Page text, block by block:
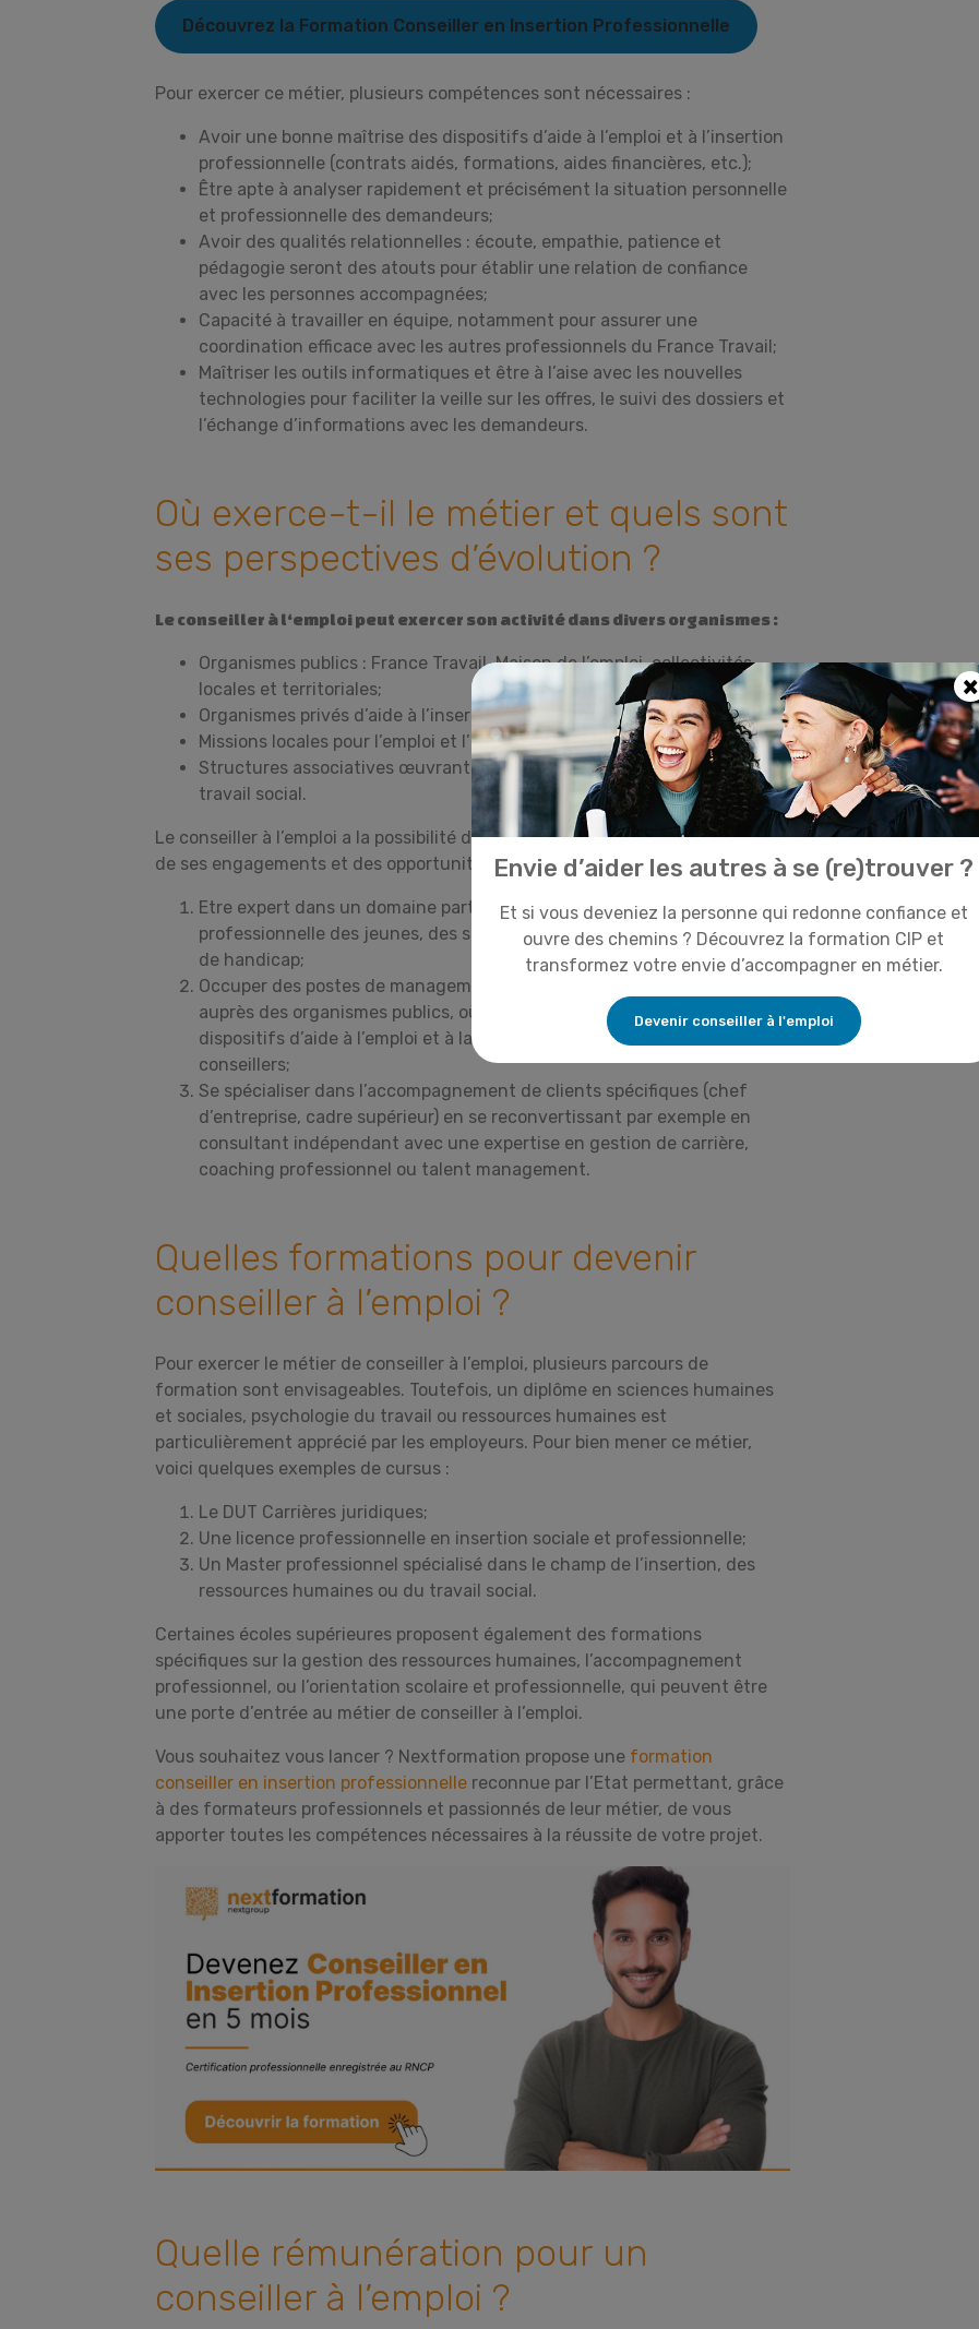
Découvrez la Formation Conseiller en Insertion Professionnelle
Pour exercer ce métier, plusieurs compétences sont nécessaires :
Avoir une bonne maîtrise des dispositifs d’aide à l’emploi et à l’insertion
professionnelle (contrats aidés, formations, aides financières, etc.);
Être apte à analyser rapidement et précisément la situation personnelle
et professionnelle des demandeurs;
Avoir des qualités relationnelles : écoute, empathie, patience et
pédagogie seront des atouts pour établir une relation de confiance
avec les personnes accompagnées;
Capacité à travailler en équipe, notamment pour assurer une
coordination efficace avec les autres professionnels du France Travail;
Maîtriser les outils informatiques et être à l’aise avec les nouvelles
technologies pour faciliter la veille sur les offres, le suivi des dossiers et
l’échange d’informations avec les demandeurs.
Où exerce-t-il le métier et quels sont
ses perspectives d’évolution ?
Le conseiller à l‘emploi peut exercer son activité dans divers organismes :
Organismes publics : France Travail, Maison de l’emploi, collectivités
locales et territoriales;
Organismes privés d’aide à l’insertion et à l’emploi;
Missions locales pour l’emploi et l’insertion professionnelle;
Structures associatives œuvrant dans le domaine de l’emploi ou du
travail social.
Le conseiller à l’emploi a la possibilité d’évoluer professionnellement au gré
de ses engagements et des opportunités :
Etre expert dans un domaine particulier, tel que l’insertion
professionnelle des jeunes, des seniors ou des personnes en situation
de handicap;
Occuper des postes de management et de coordination, notamment
auprès des organismes publics, où il pourra être amené à piloter des
dispositifs d’aide à l’emploi et à la formation ou manager une équipe de
conseillers;
Se spécialiser dans l’accompagnement de clients spécifiques (chef
d’entreprise, cadre supérieur) en se reconvertissant par exemple en
consultant indépendant avec une expertise en gestion de carrière,
coaching professionnel ou talent management.
Quelles formations pour devenir
conseiller à l’emploi ?
Pour exercer le métier de conseiller à l’emploi, plusieurs parcours de
formation sont envisageables. Toutefois, un diplôme en sciences humaines
et sociales, psychologie du travail ou ressources humaines est
particulièrement apprécié par les employeurs. Pour bien mener ce métier,
voici quelques exemples de cursus :
Le DUT Carrières juridiques;
Une licence professionnelle en insertion sociale et professionnelle;
Un Master professionnel spécialisé dans le champ de l’insertion, des
ressources humaines ou du travail social.
Certaines écoles supérieures proposent également des formations
spécifiques sur la gestion des ressources humaines, l’accompagnement
professionnel, ou l’orientation scolaire et professionnelle, qui peuvent être
une porte d’entrée au métier de conseiller à l’emploi.
Vous souhaitez vous lancer ? Nextformation propose une formation
conseiller en insertion professionnelle reconnue par l’Etat permettant, grâce
à des formateurs professionnels et passionnés de leur métier, de vous
apporter toutes les compétences nécessaires à la réussite de votre projet.
Quelle rémunération pour un
conseiller à l’emploi ?
×
Envie d’aider les autres à se (re)trouver ?
Et si vous deveniez la personne qui redonne confiance et
ouvre des chemins ? Découvrez la formation CIP et
transformez votre envie d’accompagner en métier.
Devenir conseiller à l'emploi